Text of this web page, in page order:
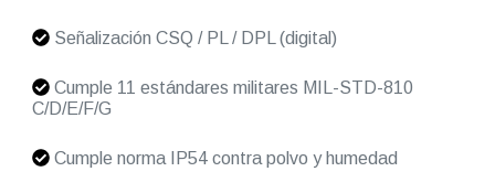
Señalización CSQ / PL / DPL (digital)
Cumple 11 estándares militares MIL-STD-810
C/D/E/F/G
Cumple norma IP54 contra polvo y humedad